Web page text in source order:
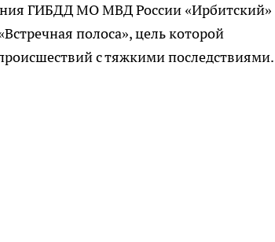
ГИБДД МО МВД России «Ирбитский»
полоса», цель которой
с тяжкими последствиями.